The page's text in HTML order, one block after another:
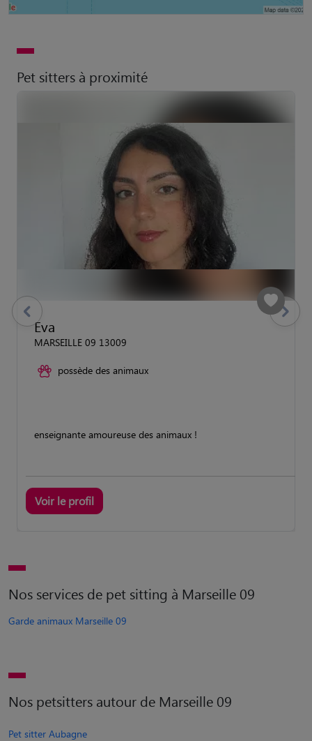
Pet sitters à proximité
Eva
MARSEILLE 09 13009
possède des animaux
enseignante amoureuse des animaux !
Voir le profil
previous Suivant
Nos services de pet sitting à Marseille 09
Garde animaux Marseille 09
Nos petsitters autour de Marseille 09
Pet sitter Aubagne